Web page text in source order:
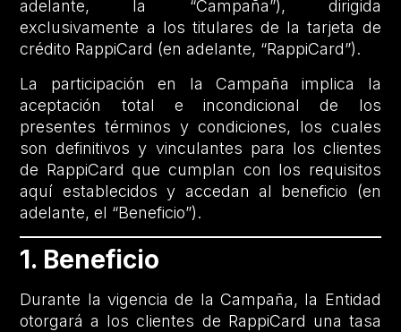
adelante, la “Campaña”), dirigida
exclusivamente a los titulares de la tarjeta de
crédito RappiCard (en adelante, “RappiCard”).
La participación en la Campaña implica la
aceptación total e incondicional de los
presentes términos y condiciones, los cuales
son definitivos y vinculantes para los clientes
de RappiCard que cumplan con los requisitos
aquí establecidos y accedan al beneficio (en
adelante, el “Beneficio”).
1. Beneficio
Durante la vigencia de la Campaña, la Entidad
otorgará a los clientes de RappiCard una tasa